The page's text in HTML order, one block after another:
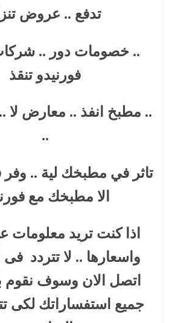
تدفع .. عروض
.. خصومات دور ..
فورنيدو تنقذ
.. مطبخ انفذ .. معارض لا
..
تاثر في مطبخك لية ..
الا مطبخك مع
اذا كنت تريد معلومات
واسعارها .. لا تتردد فى
اتصل الان وسوف نقوم
جميع استفساراتك لكى